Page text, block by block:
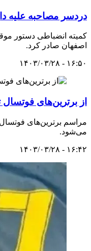
دردسر مصاحبه علیه
کمیته انضباطی دستور
اصفهان صادر کرد.
۱۶:۵۰ - ۱۴۰۳/۰۳/۲۸
از برترین‌های
می‌شود.
۱۶:۴۲ - ۱۴۰۳/۰۳/۲۸